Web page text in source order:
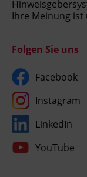
Ihre Meinung ist
Folgen Sie uns
Facebook
Instagram
LinkedIn
YouTube